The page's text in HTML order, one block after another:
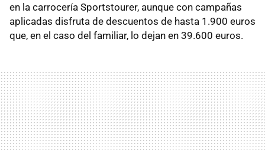
en la carrocería Sportstourer, aunque con campañas
aplicadas disfruta de descuentos de hasta 1.900 euros
que, en el caso del familiar, lo dejan en 39.600 euros.